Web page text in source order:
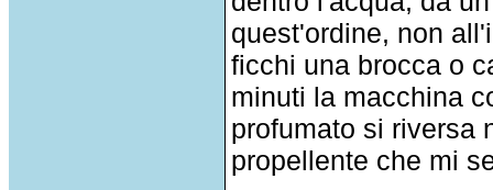
quest'ordine, non
ficchi una brocca o
minuti la macchina
profumato si riversa
propellente che mi